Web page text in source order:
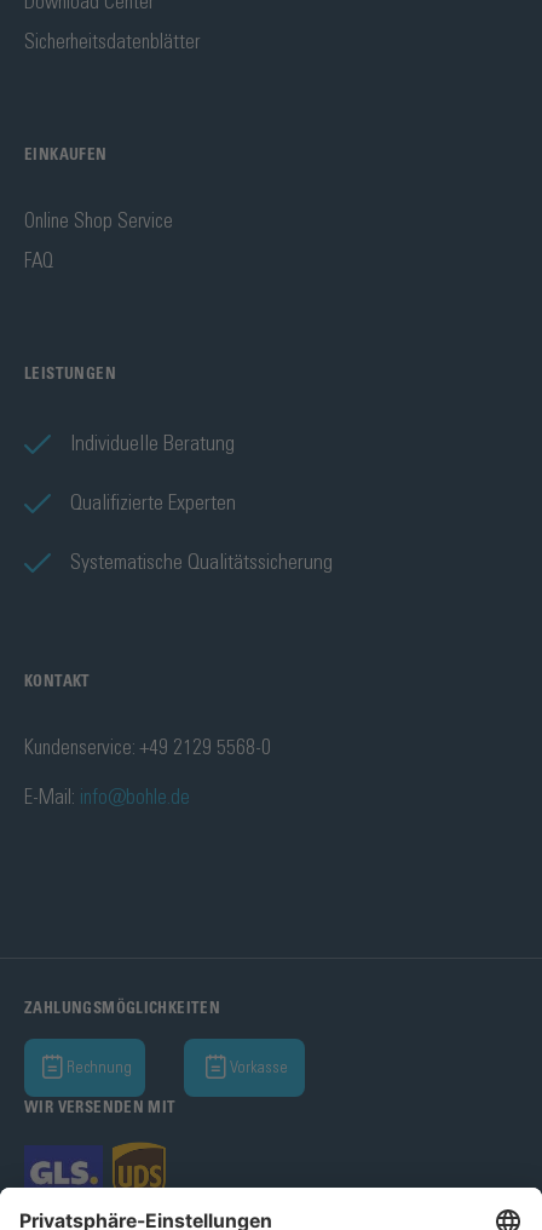
Sicherheitsdatenblätter
EINKAUFEN
Online Shop Service
FAQ
LEISTUNGEN
Individuelle Beratung
Qualifizierte Experten
Systematische Qualitätssicherung
KONTAKT
Kundenservice: +49 2129 5568-0
E-Mail: info@bohle.de
ZAHLUNGSMÖGLICHKEITEN
Rechnung Vorkasse
WIR VERSENDEN MIT